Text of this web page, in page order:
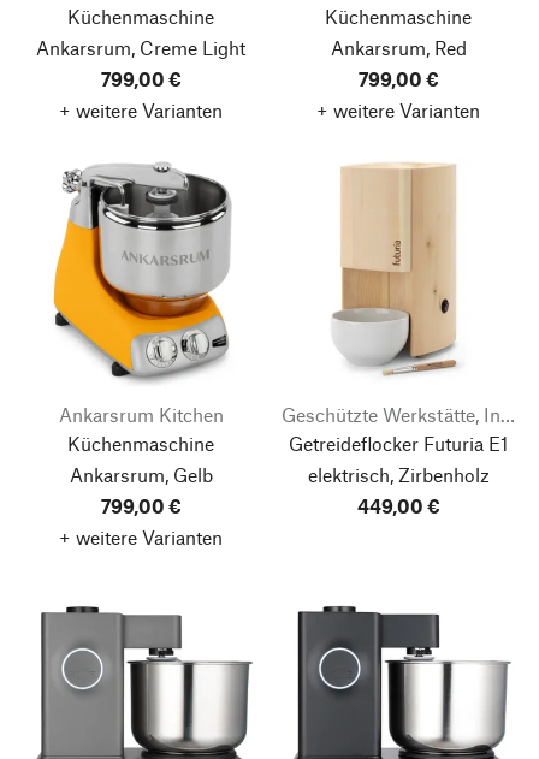
Küchenmaschine
Ankarsrum, Creme Light
799,00 €
+ weitere Varianten
Küchenmaschine
Ankarsrum, Red
799,00 €
+ weitere Varianten
Ankarsrum Kitchen
Küchenmaschine
Ankarsrum, Gelb
799,00 €
+ weitere Varianten
Geschützte Werkstätte, Integrative Betriebe Tirol
Getreideflocker Futuria E1
elektrisch, Zirbenholz
449,00 €